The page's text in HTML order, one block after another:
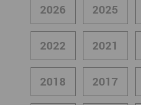
2026 2025
2022 2021
2018 2017